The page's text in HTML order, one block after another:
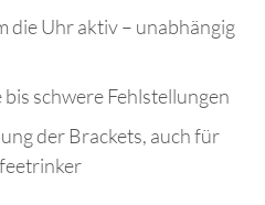
die Uhr aktiv – unabhängig
schwere Fehlstellungen
der Brackets, auch für